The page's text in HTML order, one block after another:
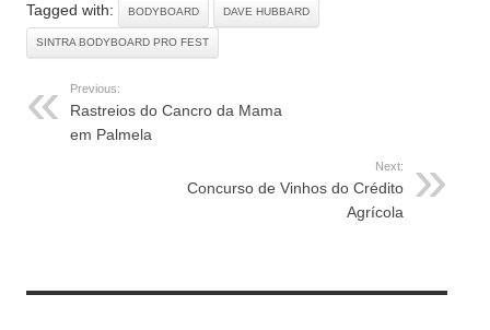
Tagged with: BODYBOARD DAVE HUBBARD
SINTRA BODYBOARD PRO FEST
Previous:
Rastreios do Cancro da Mama
em Palmela
Next:
Concurso de Vinhos do Crédito
Agrícola